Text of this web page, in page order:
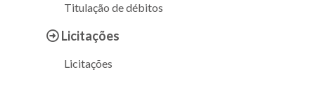
Titulação de débitos
Licitações
Licitações